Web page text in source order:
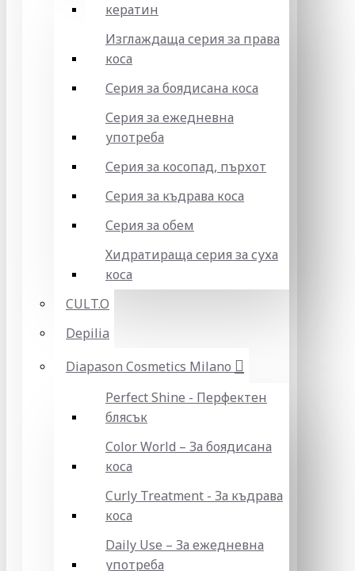
кератин
Изглаждаща серия за права
коса
Серия за боядисана коса
Серия за ежедневна
употреба
Серия за косопад, пърхот
Серия за къдрава коса
Серия за обем
Хидратираща серия за суха
коса
CULT.O
Depilia
Diapason Cosmetics Milano
Perfect Shine - Перфектен
блясък
Color World – За боядисана
коса
Curly Treatment - За къдрава
коса
Daily Use – За ежедневна
употреба